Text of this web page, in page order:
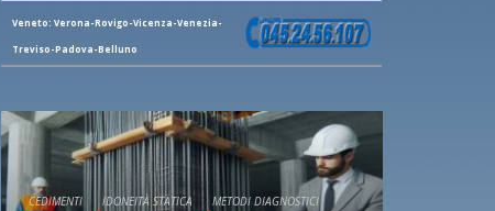
Veneto: Verona-Rovigo-Vicenza-Venezia-
Treviso-Padova-Belluno
CEDIMENTI IDONEITÀ STATICA
METODI DIAGNOSTICI